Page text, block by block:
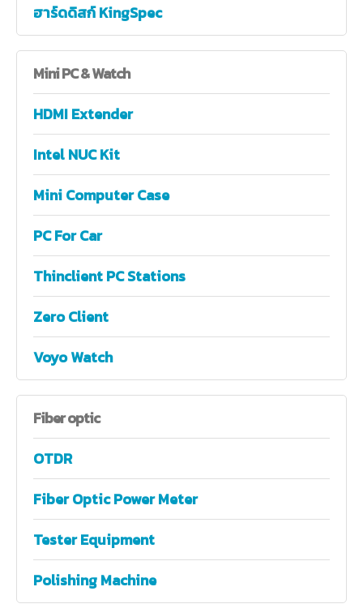
ฮาร์ดดิสก์ KingSpec
MiniPC & Watch
HDMI Extender
Intel NUC Kit
Mini Computer Case
PC For Car
Thinclient PC Stations
Zero Client
Voyo Watch
Fiberoptic
OTDR
Fiber Optic Power Meter
Tester Equipment
Polishing Machine